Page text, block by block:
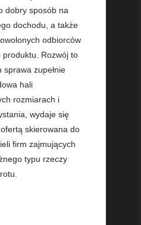
dobry sposób na
dochodu, a także
odbiorców
Rozwój to
sprawa zupełnie
hali
rozmiarach i
wydaje się
skierowana do
firm zajmujących
typu rzeczy